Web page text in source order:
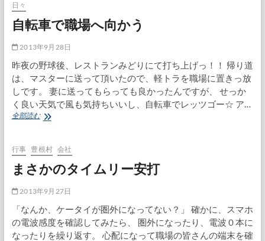
ー
＠
栄
町
日々
自転車で職場へ向かう
2013年9月28日
昨夜の野球後、レストランみどりにて打ち上げっ！！ 帰り道
は、マスターに送って頂いたので、軽トラを職場に置きっ放
しです。 妻に送ってもらっても良かったんですが、 せっか
く良い天気で風も気持ちいいし、自転車でレッツゴー☆ ア…
全部読む自
で
職
場
向
う
行事 豊根村 会社
まさかのタイムリー安打
2013年9月27日
「なんか、ケータイが圏外になってない？」 確かに、スマホ
の電波感度を確認してみたら、 圏外になったり、電波０本に
なったりを繰り返す。 心配になって職場の皆さんの端末を確